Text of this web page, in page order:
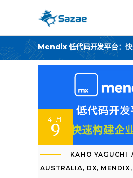
Mendix 低代码开发平台：快
4 月
9
KAHO YAGUCHI
AUSTRALIA, DX, MENDIX,